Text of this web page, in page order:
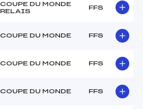
COUPE DU MONDE
RELAIS
FFS
COUPE DU MONDE FFS
COUPE DU MONDE FFS
COUPE DU MONDE FFS